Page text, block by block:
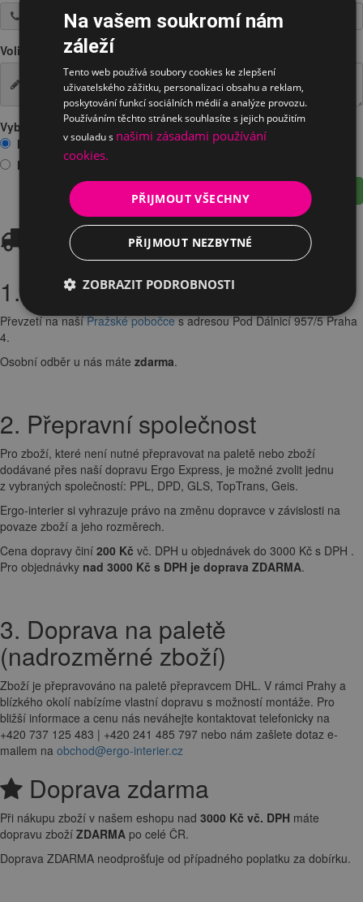
Volitelná poznámka
Vyberte prosím jednu z možností:
Mám zájem o vyzkoušení na prodejně
Mám zájem o zapůjčení
Odeslat žádost
Doprava
1. Osobní odběr
Převzetí na našíPražské pobočces adresou Pod Dálnicí 957/5 Praha
4.
Osobní odběr u nás máte zdarma.
2. Přepravní společnost
Pro zboží, které není nutné přepravovat na paletě nebo zboží
dodávané přes naší dopravu Ergo Express, je možné zvolit jednu
z vybraných společností: PPL, DPD, GLS, TopTrans, Geis.
Ergo-interier si vyhrazuje právo na změnu dopravce v závislosti na
povaze zboží a jeho rozměrech.
Cena dopravy činí 200 Kč vč. DPH u objednávek do 3000 Kč s DPH .
Pro objednávky nad 3000 Kč s DPH je doprava ZDARMA.
3. Doprava na paletě
(nadrozměrné zboží)
Zboží je přepravováno na paletě přepravcem DHL. V rámci Prahy a
blízkého okolí nabízíme vlastní dopravu s možností montáže. Pro
bližší informace a cenu nás neváhejte kontaktovat telefonicky na
+420 737 125 483 | +420 241 485 797 nebo nám zašlete dotaz e-
mailem na obchod@ergo-interier.cz
Doprava zdarma
Při nákupu zboží v našem eshopu nad 3000 Kč vč. DPH máte
dopravu zboží ZDARMA po celé ČR.
Doprava ZDARMA neodprošťuje od případného poplatku za dobírku.
Na vašem soukromí nám
záleží
Tento web používá soubory cookies ke zlepšení
uživatelského zážitku, personalizaci obsahu a reklam,
poskytování funkcí sociálních médií a analýze provozu.
Používáním těchto stránek souhlasíte s jejich použitím
v souladu s našimi zásadami používání
cookies.
PŘIJMOUT VŠECHNY
PŘIJMOUT NEZBYTNÉ
ZOBRAZIT PODROBNOSTI